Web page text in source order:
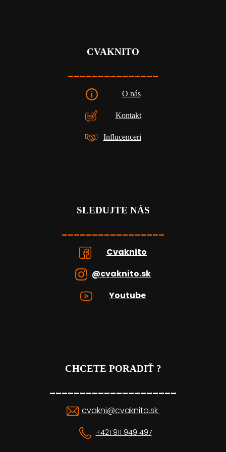
CVAKNITO
_______________
O nás
Kontakt
Influcenceri
SLEDUJTE NÁS
_________________
Cvaknito
@cvaknito.sk
Youtube
CHCETE PORADIŤ ?
_____________________
cvakni@cvaknito.sk
+421 911 949 497